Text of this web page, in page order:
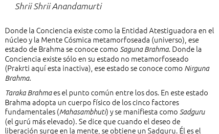
Shrii Shrii Anandamurti
Donde la Conciencia existe como la Entidad Atestiguadora en el
núcleo y la Mente Cósmica metamorfoseada (universo), ese
estado de Brahma se conoce como Saguna Brahma. Donde la
Conciencia existe sólo en su estado no metamorfoseado
(Prakrti aquí esta inactiva), ese estado se conoce como Nirguna
Brahma.
Taraka Brahmaes el punto común entre los dos. En este estado
Brahma adopta un cuerpo físico de los cinco factores
fundamentales (Mahasambhuti) y se manifiesta como Sadguru
(el gurú más elevado). Se dice que cuando el deseo de
liberación surge en la mente, se obtiene un Sadguru. Él es el